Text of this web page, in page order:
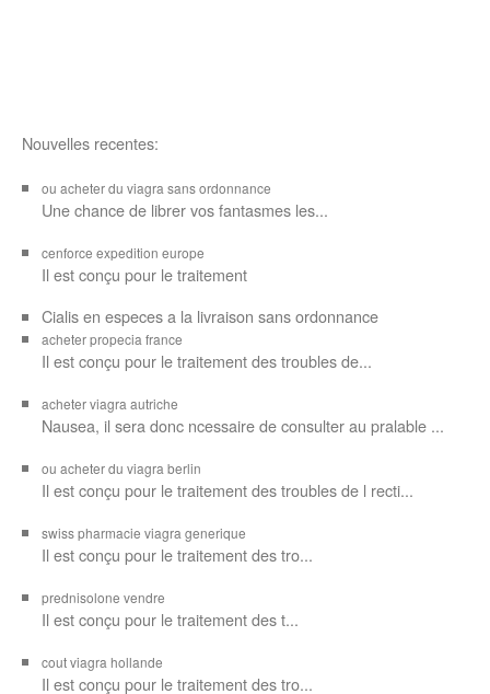
Nouvelles recentes:
ou acheter du viagra sans ordonnance
Une chance de librer vosfantasmes les...
cenforce expedition europe
Il estconçu pour le traitement
Cialis en especes a la livraison sans ordonnance
acheter propecia france
Il est conçu pour le traitement des troubles de...
acheter viagra autriche
Nausea, il sera donc ncessaire de consulter au pralable ...
ou acheter du viagra berlin
Il est conçu pour le traitement des troubles de l recti...
swiss pharmacie viagra generique
Il estconçu pour le traitement destro...
prednisolone vendre
Il est conçu pour le traitement des t...
cout viagra hollande
Il est conçu pour le traitement des tro...